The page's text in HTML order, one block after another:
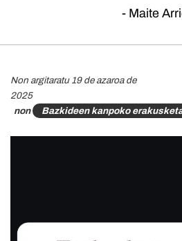
- Maite
Non argitaratu 19 de azaroa de
2025
non
Bazkideen kanpoko